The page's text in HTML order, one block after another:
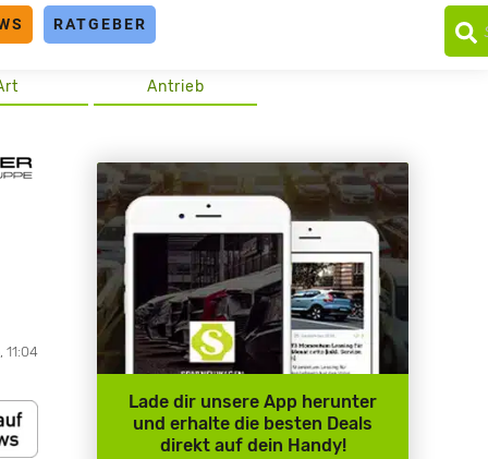
RATGEBER
Antrieb
11:04
Lade dir unsere App herunter
und erhalte die besten Deals
direkt auf dein Handy!